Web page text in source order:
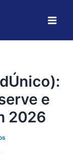
e
2026